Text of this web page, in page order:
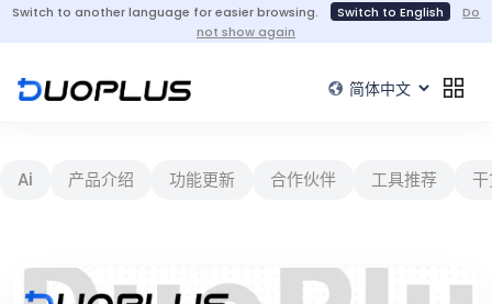
Switch to another language for easier browsing. Switch to English
Do
not show again
Ai 产品介绍 功能更新 合作伙伴 工具推荐